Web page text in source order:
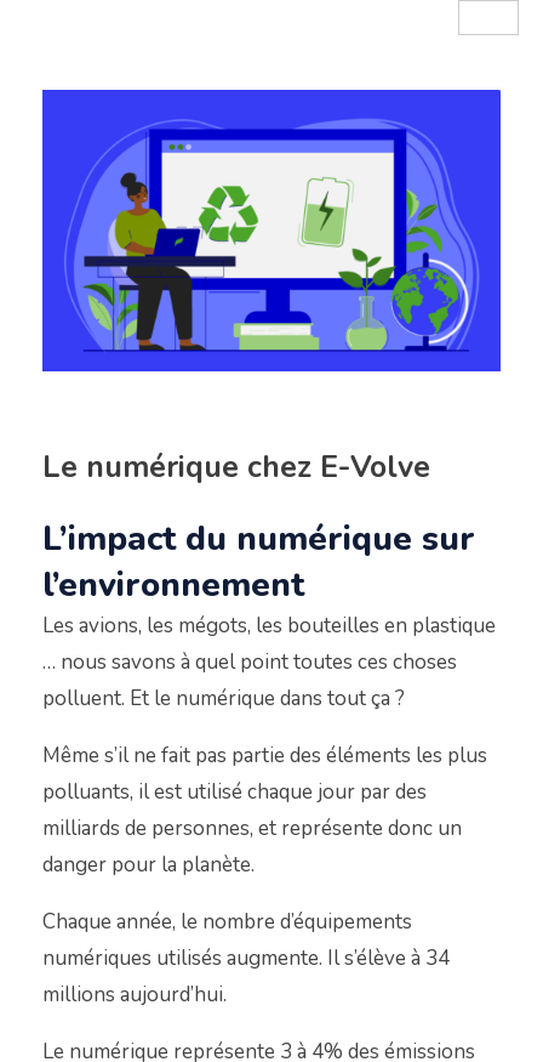
Le numérique chez E-Volve
L’impact du numérique sur
l’environnement
Les avions, les mégots, les bouteilles en plastique
… nous savons à quel point toutes ces choses
polluent. Et le numérique dans tout ça ?
Même s’il ne fait pas partie des éléments les plus
polluants, il est utilisé chaque jour par des
milliards de personnes, et représente donc un
danger pour la planète.
Chaque année, le nombre d’équipements
numériques utilisés augmente. Il s’élève à 34
millions aujourd’hui.
Le numérique représente 3 à 4% des émissions